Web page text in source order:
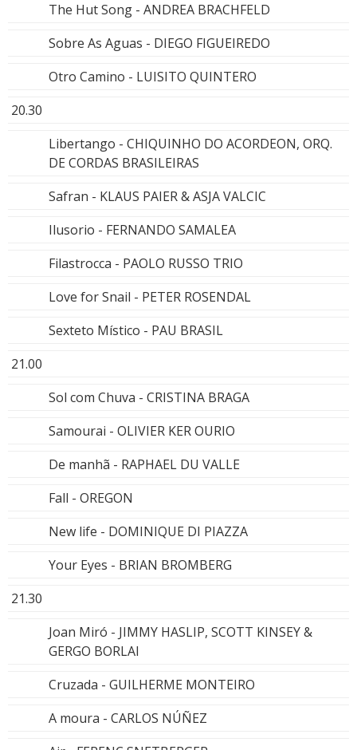
The Hut Song - ANDREA BRACHFELD
Sobre As Aguas - DIEGO FIGUEIREDO
Otro Camino - LUISITO QUINTERO
20.30
Libertango - CHIQUINHO DO ACORDEON, ORQ.
DE CORDAS BRASILEIRAS
Safran - KLAUS PAIER & ASJA VALCIC
Ilusorio - FERNANDO SAMALEA
Filastrocca - PAOLO RUSSO TRIO
Love for Snail - PETER ROSENDAL
Sexteto Místico - PAU BRASIL
21.00
Sol com Chuva - CRISTINA BRAGA
Samourai - OLIVIER KER OURIO
De manhã - RAPHAEL DU VALLE
Fall - OREGON
New life - DOMINIQUE DI PIAZZA
Your Eyes - BRIAN BROMBERG
21.30
Joan Miró - JIMMY HASLIP, SCOTT KINSEY &
GERGO BORLAI
Cruzada - GUILHERME MONTEIRO
A moura - CARLOS NÚÑEZ